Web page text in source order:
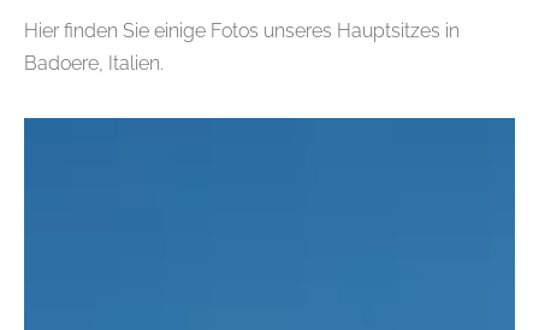
Hier finden Sie einige Fotos unseres Hauptsitzes in
Badoere, Italien.